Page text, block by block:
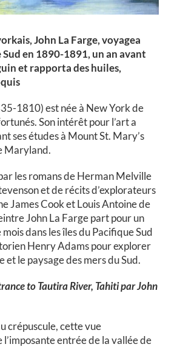
John La Farge, voyagea
en 1890-1891, un an avant
et rapporta des huiles,
1810) est née à New York de
Son intérêt pour l’art a
ses études à Mount St. Mary’s
Maryland.
les romans de Herman Melville
et de récits d’explorateurs
James Cook et Louis Antoine de
John La Farge part pour un
dans les îles du Pacifique Sud
Henry Adams pour explorer
et le paysage des mers du Sud.
to Tautira River, Tahiti par John
crépuscule, cette vue
entrée de la vallée de